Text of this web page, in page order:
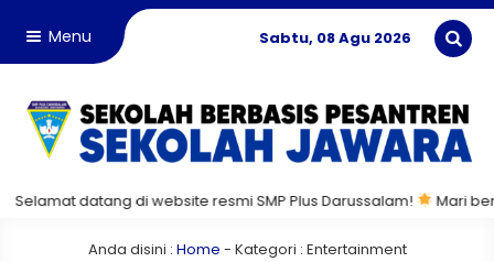
Menu Sabtu, 08 Agu 2026
datang di website resmi SMP Plus Darussalam! Mari
Anda disini : Home - Kategori : Entertainment